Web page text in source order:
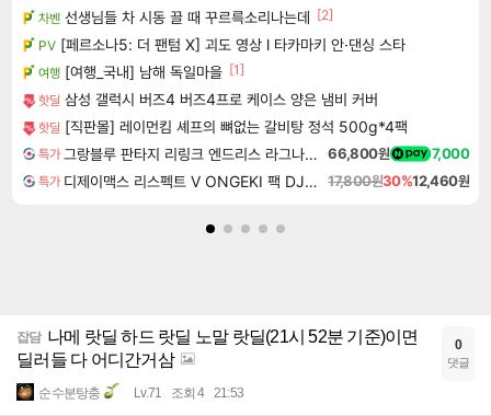
차벤 선생님들 차 시동 끌 때 꾸르륵소리나는데 [2]
PV [페르소나5: 더 팬텀 X] 괴도 영상 l 타카마키 안·댄싱 스타
여행 [여행_국내] 남해 독일마을 [1]
핫딜 삼성 갤럭시 버즈4 버즈4프로 케이스 양은 냄비 커버
핫딜 [직판몰] 레이먼킴 셰프의 뼈없는 갈비탕 정석 500g*4팩
특가 그랑블루 판타지 리링크 엔드리스 라그나로크 Granblue Fantasy Relink Endless Ragnarok 66,800원 7,000
특가 디제이맥스 리스펙트 V ONGEKI 팩 DJMAX RESPECT V ONGEKI Pack DLC 17,800원30%12,460원
잡담 나메 랏딜 하드 랏딜 노말 랏딜(21시 52분 기준)이면
딜러들 다 어디간거삼
순수분탕충 Lv.71 조회 4 21:53
0
댓글